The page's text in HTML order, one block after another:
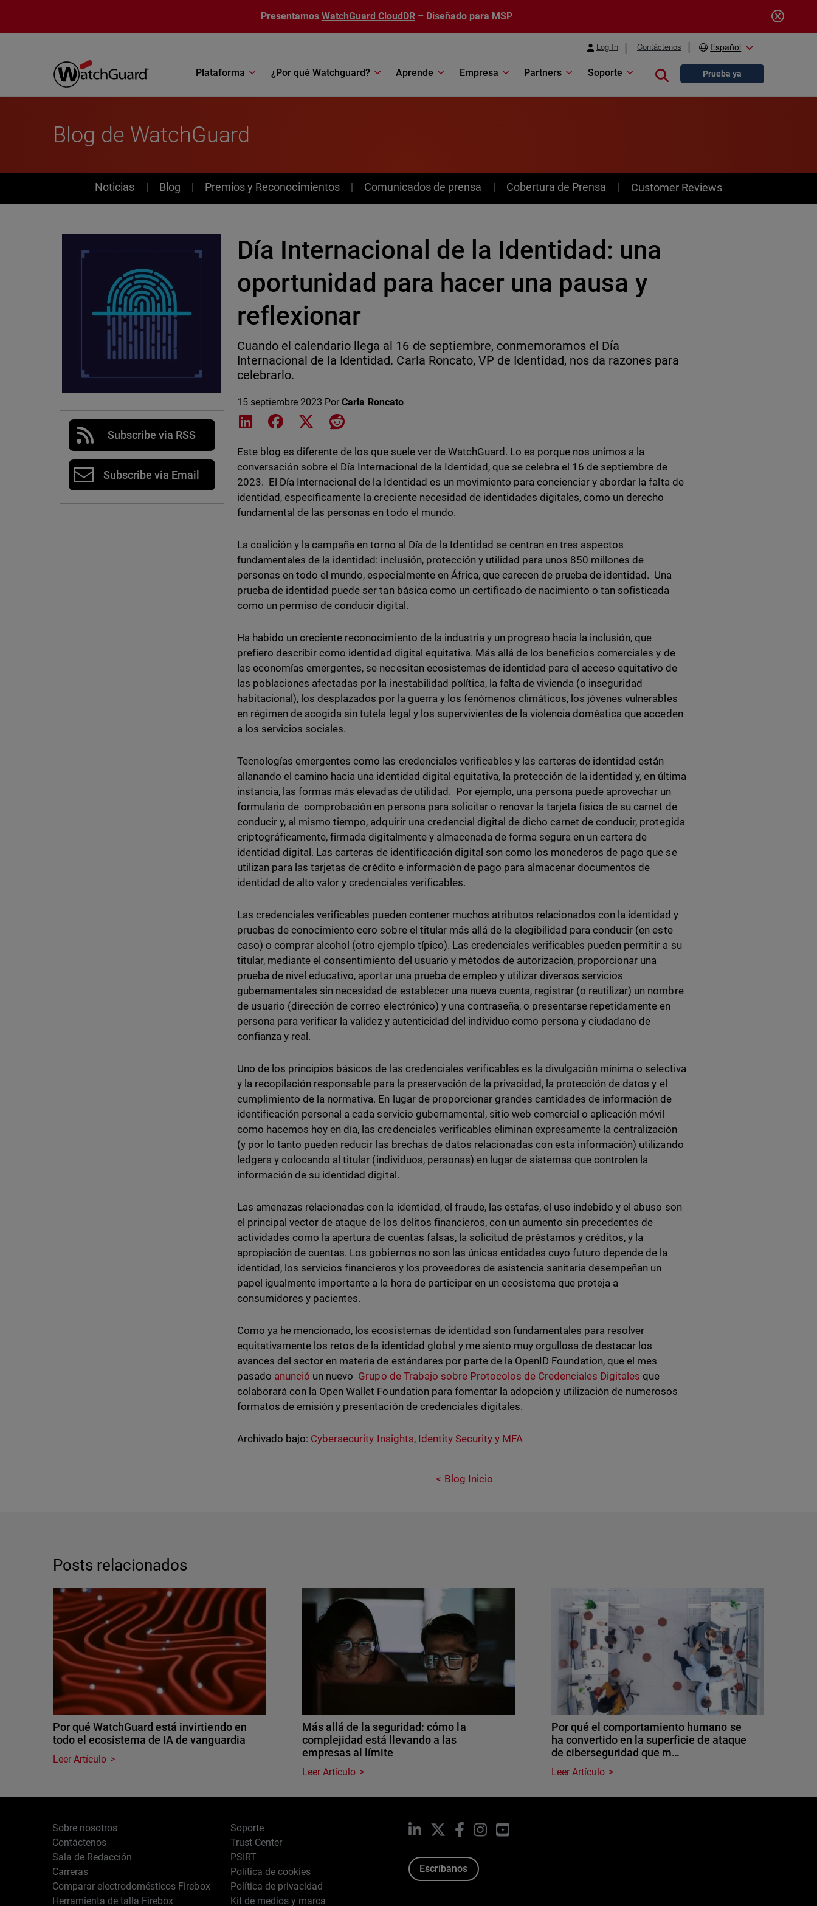
Presentamos WatchGuard CloudDR – Diseñado para MSP
Log In Contáctenos Español
Plataforma ¿Por qué Watchguard? Aprende Empresa Partners Soporte Close searchPrueba ya
Blog de WatchGuard
News
Noticias Blog Premios y Reconocimientos Comunicados de prensa Cobertura de Prensa Customer Reviews
Subscribe via RSS
Subscribe via Email
Día Internacional de la Identidad: una
oportunidad para hacer una pausa y
reflexionar
Cuando el calendario llega al 16 de septiembre, conmemoramos el Día
Internacional de la Identidad. Carla Roncato, VP de Identidad, nos da razones para
celebrarlo.
15 septiembre 2023 PorCarla Roncato
Share on LinkedIn
Share on Facebook
Share on XShare on Reddit
Este blog es diferente de los que suele ver de WatchGuard. Lo es porque nos unimos a la
conversación sobre el Día Internacional de la Identidad, que se celebra el 16 de septiembre de
2023. El Día Internacional de la Identidad es un movimiento para concienciar y abordar la falta de
identidad, específicamente la creciente necesidad de identidades digitales, como un derecho
fundamental de las personas en todo el mundo.
La coalición y la campaña en torno al Día de la Identidad se centran en tres aspectos
fundamentales de la identidad: inclusión, protección y utilidad para unos 850 millones de
personas en todo el mundo, especialmente en África, que carecen de prueba de identidad. Una
prueba de identidad puede ser tan básica como un certificado de nacimiento o tan sofisticada
como un permiso de conducir digital.
Ha habido un creciente reconocimiento de la industria y un progreso hacia la inclusión, que
prefiero describir como identidad digital equitativa. Más allá de los beneficios comerciales y de
las economías emergentes, se necesitan ecosistemas de identidad para el acceso equitativo de
las poblaciones afectadas por la inestabilidad política, la falta de vivienda (o inseguridad
habitacional), los desplazados por la guerra y los fenómenos climáticos, los jóvenes vulnerables
en régimen de acogida sin tutela legal y los supervivientes de la violencia doméstica que acceden
a los servicios sociales.
Tecnologías emergentes como las credenciales verificables y las carteras de identidad están
allanando el camino hacia una identidad digital equitativa, la protección de la identidad y, en última
instancia, las formas más elevadas de utilidad. Por ejemplo, una persona puede aprovechar un
formulario de comprobación en persona para solicitar o renovar la tarjeta física de su carnet de
conducir y, al mismo tiempo, adquirir una credencial digital de dicho carnet de conducir, protegida
criptográficamente, firmada digitalmente y almacenada de forma segura en un cartera de
identidad digital. Las carteras de identificación digital son como los monederos de pago que se
utilizan para las tarjetas de crédito e información de pago para almacenar documentos de
identidad de alto valor y credenciales verificables.
Las credenciales verificables pueden contener muchos atributos relacionados con la identidad y
pruebas de conocimiento cero sobre el titular más allá de la elegibilidad para conducir (en este
caso) o comprar alcohol (otro ejemplo típico). Las credenciales verificables pueden permitir a su
titular, mediante el consentimiento del usuario y métodos de autorización, proporcionar una
prueba de nivel educativo, aportar una prueba de empleo y utilizar diversos servicios
gubernamentales sin necesidad de establecer una nueva cuenta, registrar (o reutilizar) un nombre
de usuario (dirección de correo electrónico) y una contraseña, o presentarse repetidamente en
persona para verificar la validez y autenticidad del individuo como persona y ciudadano de
confianza y real.
Uno de los principios básicos de las credenciales verificables es la divulgación mínima o selectiva
y la recopilación responsable para la preservación de la privacidad, la protección de datos y el
cumplimiento de la normativa. En lugar de proporcionar grandes cantidades de información de
identificación personal a cada servicio gubernamental, sitio web comercial o aplicación móvil
como hacemos hoy en día, las credenciales verificables eliminan expresamente la centralización
(y por lo tanto pueden reducir las brechas de datos relacionadas con esta información) utilizando
ledgers y colocando al titular (individuos, personas) en lugar de sistemas que controlen la
información de su identidad digital.
Las amenazas relacionadas con la identidad, el fraude, las estafas, el uso indebido y el abuso son
el principal vector de ataque de los delitos financieros, con un aumento sin precedentes de
actividades como la apertura de cuentas falsas, la solicitud de préstamos y créditos, y la
apropiación de cuentas. Los gobiernos no son las únicas entidades cuyo futuro depende de la
identidad, los servicios financieros y los proveedores de asistencia sanitaria desempeñan un
papel igualmente importante a la hora de participar en un ecosistema que proteja a
consumidores y pacientes.
Como ya he mencionado, los ecosistemas de identidad son fundamentales para resolver
equitativamente los retos de la identidad global y me siento muy orgullosa de destacar los
avances del sector en materia de estándares por parte de la OpenID Foundation, que el mes
pasado anunció un nuevo Grupo de Trabajo sobre Protocolos de Credenciales Digitales que
colaborará con la Open Wallet Foundation para fomentar la adopción y utilización de numerosos
formatos de emisión y presentación de credenciales digitales.
Archivado bajo: Cybersecurity Insights, Identity Security y MFA
Blog Inicio
Posts relacionados
Por qué WatchGuard está invirtiendo en
todo el ecosistema de IA de vanguardia
Leer Artículo
Más allá de la seguridad: cómo la
complejidad está llevando a las
empresas al límite
Leer Artículo
Por qué el comportamiento humano se
ha convertido en la superficie de ataque
de ciberseguridad que m…
Leer Artículo
Sobre nosotros
Contáctenos
Sala de Redacción
Carreras
Comparar electrodomésticos Firebox
Herramienta de talla Firebox
Soporte
Trust Center
PSIRT
Política de cookies
Política de privacidad
Kit de medios y marca
LinkedIn Facebook
InstagramYouTube
Escríbanos